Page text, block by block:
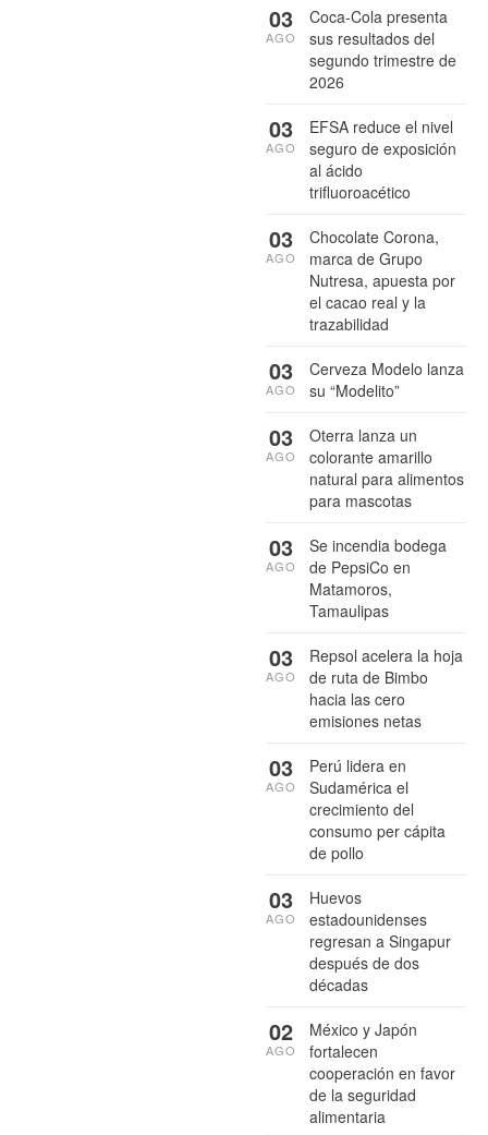
Coca-Cola presenta
sus resultados del
segundo trimestre de
2026
03
AGO
EFSA reduce el nivel
seguro de exposición
al ácido
trifluoroacético
03
AGO
Chocolate Corona,
marca de Grupo
Nutresa, apuesta por
el cacao real y la
trazabilidad
03
AGO
Cerveza Modelo lanza
su “Modelito”
03
AGO
Oterra lanza un
colorante amarillo
natural para alimentos
para mascotas
03
AGO
Se incendia bodega
de PepsiCo en
Matamoros,
Tamaulipas
03
AGO
Repsol acelera la hoja
de ruta de Bimbo
hacia las cero
emisiones netas
03
AGO
Perú lidera en
Sudamérica el
crecimiento del
consumo per cápita
de pollo
03
AGO
Huevos
estadounidenses
regresan a Singapur
después de dos
décadas
03
AGO
México y Japón
fortalecen
cooperación en favor
de la seguridad
alimentaria
02
AGO